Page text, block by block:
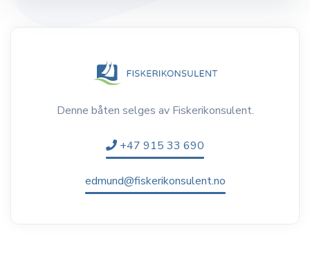
Denne båten selges av Fiskerikonsulent.
+47 915 33 690
edmund@fiskerikonsulent.no